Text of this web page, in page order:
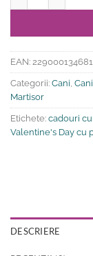
EAN:
Categorii: Cani Cani
Martisor
Etichete: cadouri
Valentine's Day cu
DESCRIERE